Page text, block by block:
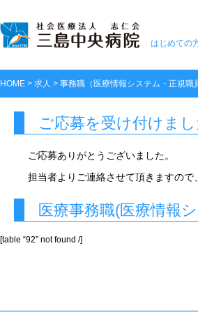
はじめての
HOME > 求人 > 事務職（医療情報システム・正規職
ご応募を受け付けまし
ご応募ありがとうございました。
担当者よりご連絡させて頂きますの
医療事務職(医療情報
[table “92” not found /]